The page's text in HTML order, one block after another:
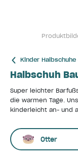
Kinder Halbschuhe
Halbschuh
Super leichter
die warmen Tage.
kinderleicht an- und
Otter